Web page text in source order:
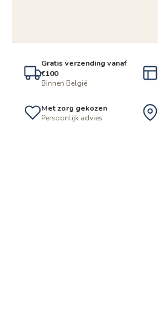
Gratis verzending vanaf
€100
Binnen België
Met zorg gekozen
Persoonlijk advies